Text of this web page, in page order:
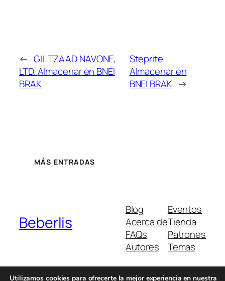
← GIL TZAAD NAVONE,
LTD.Almacenar en BNEI
BRAK
Steprite
Almacenar en
BNEI BRAK →
MÁS ENTRADAS
Beberlis
Blog
Acerca de
FAQs
Autores
Eventos
Tienda
Patrones
Temas
Utilizamos cookies para ofrecerte la mejor experiencia en nuestra